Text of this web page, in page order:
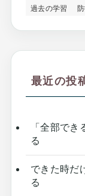
過去の学習
最近の投
「全部で
る
できた時だ
る